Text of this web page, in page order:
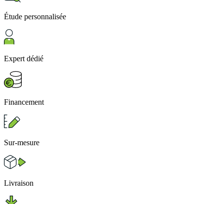
Étude personnalisée
Expert dédié
Financement
Sur-mesure
Livraison